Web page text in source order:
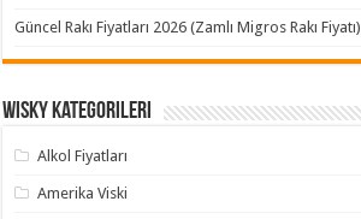
Güncel Rakı Fiyatları 2026 (Zamlı Migros Rakı Fiyatı)
Wisky Kategorileri
Alkol Fiyatları
Amerika Viski